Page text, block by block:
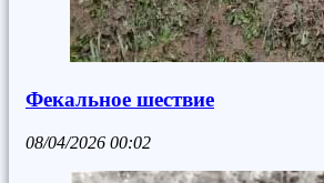
Фекальное шествие
08/04/2026 00:02